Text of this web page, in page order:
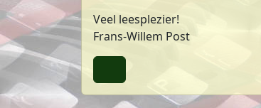
Veel leesplezier!
Frans-Willem Post